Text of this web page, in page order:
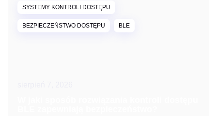
SYSTEMY KONTROLI DOSTĘPU
BEZPIECZEŃSTWO DOSTĘPU BLE